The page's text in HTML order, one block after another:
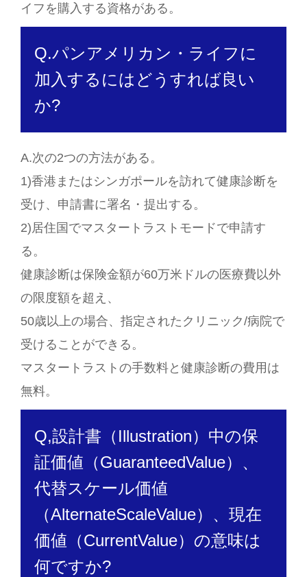
イフを購入する資格がある。
Q.パンアメリカン・ライフに
加入するにはどうすれば良い
か?
A.次の2つの方法がある。
1)香港またはシンガポールを訪れて健康診断を
受け、申請書に署名・提出する。
2)居住国でマスタートラストモードで申請す
る。
健康診断は保険金額が60万米ドルの医療費以外
の限度額を超え、
50歳以上の場合、指定されたクリニック/病院で
受けることができる。
マスタートラストの手数料と健康診断の費用は
無料。
Q,設計書（Illustration）中の保
証価値（GuaranteedValue）、
代替スケール価値
（AlternateScaleValue）、現在
価値（CurrentValue）の意味は
何ですか?